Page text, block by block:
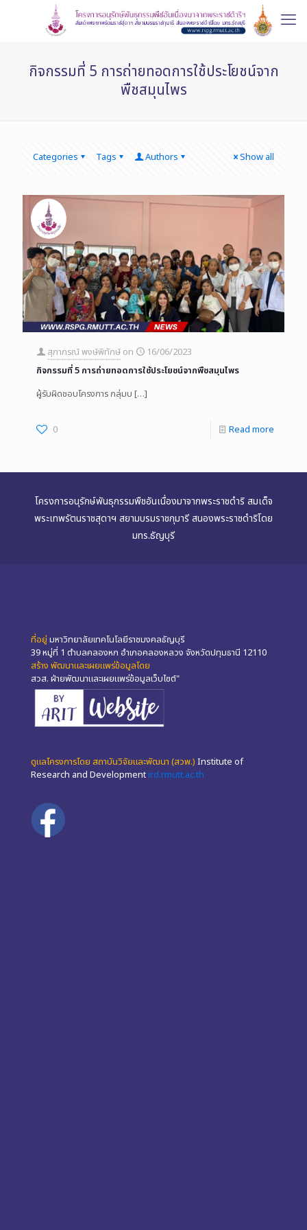
กิจกรรมที่ 5 การถ่ายทอดการใช้ประโยชน์จาก
พืชสมุนไพร
Categories Tags Authors Show all
สุภาภรณ์ พงษ์พิทักษ์ on
16/06/2023
กิจกรรมที่ 5 การถ่ายทอดการใช้ประโยชน์จากพืชสมุนไพร
ผู้รับผิดชอบโครงการ กลุ่มบ […]
0 Read more
โครงการอนุรักษ์พันธุกรรมพืชอันเนื่องมาจากพระราชดำริ สมเด็จ
พระเทพรัตนราชสุดาฯ สยามบรมราชกุมารี สนองพระราชดำริโดย
มทร.ธัญบุรี
ที่อยู่ มหาวิทยาลัยเทคโนโลยีราชมงคลธัญบุรี
39 หมู่ที่ 1 ตำบลคลองหก อำเภอคลองหลวง จังหวัดปทุมธานี 12110
สร้าง พัฒนาและเผยแพร่ข้อมูลโดย
สวส. ฝ่ายพัฒนาและเผยแพร่ข้อมูลเว็บไซต์"
ดูแลโครงการโดย สถาบันวิจัยและพัฒนา (สวพ.) Institute of
Research and Development ird.rmutt.ac.th